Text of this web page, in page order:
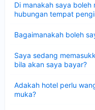
Di manakah saya
hubungan tempat
Bagaimanakah boleh
Saya sedang
bila akan saya bayar?
Adakah hotel perlu
muka?